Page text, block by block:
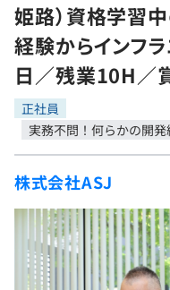
転職成功ガイド
転職エージェント
インタビュー
転職成功ガイド
求人検索
本選考
インターン
イベント・セミナー
インタビュー
学習
問題集
4択課題
リファレンス
プログラミング言語
評価結果一覧
再チャレンジ結果一覧
ゲーム・マンガ
Tech Team Journal
paiza times
note
paizaとは？
姫路）資格学習
経験からインフ
日／残業10H／
正社員
実務不問！何らかの開発
株式会社ASJ